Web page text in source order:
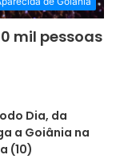
mil pessoas
Dia, da
a Goiânia na
(10)